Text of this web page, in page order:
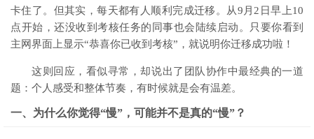
卡住了。但其实，每天都有人顺利完成迁移。从9月2日早上10
点开始，还没收到考核任务的同事也会陆续启动。只要你看到
主网界面上显示“恭喜你已收到考核”，就说明你迁移成功啦！
这则回应，看似寻常，却说出了团队协作中最经典的一道
题：个人感受和整体节奏，有时候就是会有温差。
一、为什么你觉得“慢”，可能并不是真的“慢”？